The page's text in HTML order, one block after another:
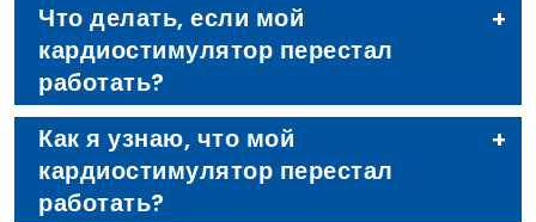
Что делать, если мой
кардиостимулятор перестал
работать?
Как я узнаю, что мой
кардиостимулятор перестал
работать?